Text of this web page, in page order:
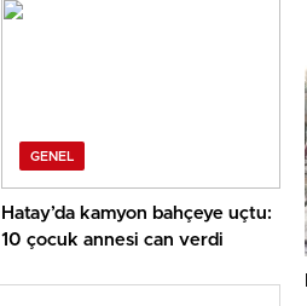
GENEL
Hatay’da kamyon bahçeye uçtu:
10 çocuk annesi can verdi